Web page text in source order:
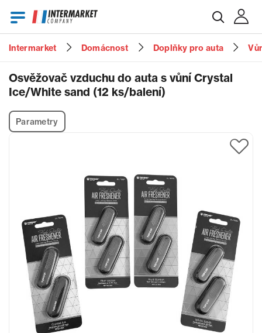
Heslo
Zapomenuté heslo?
Intermarket Domácnost Doplňky pro auta
Osvěžovač vzduchu do auta s vůní Crystal
Ice/White sand (12 ks/balení)
Parametry